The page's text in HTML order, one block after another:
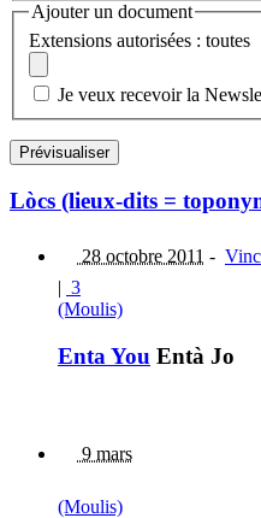
Ajouter un document
Extensions autorisées : toutes
Je veux recevoir la
Lòcs (lieux-dits =
28 octobre 2011 -
| 3
(Moulis)
Enta You Entà Jo
9 mars
(Moulis)